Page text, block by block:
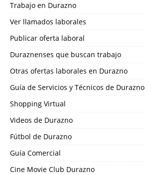
Trabajo en Durazno
Ver llamados laborales
Publicar oferta laboral
Duraznenses que buscan trabajo
Otras ofertas laborales en Durazno
Guía de Servicios y Técnicos de Durazno
Shopping Virtual
Videos de Durazno
Fútbol de Durazno
Guía Comercial
Cine Movie Club Durazno